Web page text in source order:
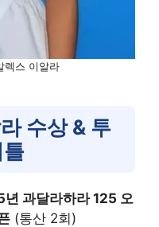
렉스 이알라
수상 & 투
과달라하라 125 오
(통산 2회)